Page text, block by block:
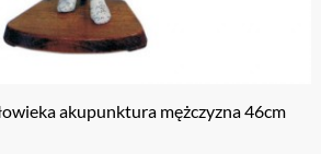
akupunktura mężczyzna 46cm